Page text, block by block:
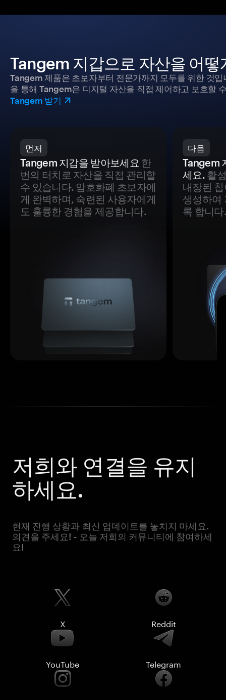
Tangem 지갑으로 자산을 어떻
Tangem 제품은 초보자부터 전문가까지 모두를 위한 것
을 통해 Tangem은 디지털 자산을 직접 제어하고 보호할
Tangem 받기
먼저
Tangem 지갑을 받아보세요 한
번의 터치로 자산을 직접 관리할
수 있습니다. 암호화폐 초보자에
게 완벽하며, 숙련된 사용자에게
도 훌륭한 경험을 제공합니다.
다음
Tangem
세요.활
내장된
생성하여
록 합니다.
저희와 연결을 유지
하세요.
현재 진행 상황과 최신 업데이트를 놓치지 마세요.
의견을 주세요! - 오늘 저희의 커뮤니티에 참여하세
요!
X Reddit
YouTube Telegram